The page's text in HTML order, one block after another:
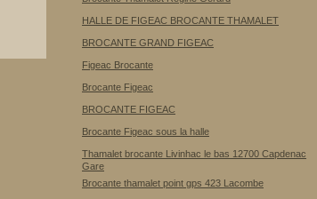
HALLE DE FIGEAC BROCANTE THAMALET
BROCANTE GRAND FIGEAC
Figeac Brocante
Brocante Figeac
BROCANTE FIGEAC
Brocante Figeac sous la halle
Thamalet brocante Livinhac le bas 12700 Capdenac
Gare
Brocante thamalet point gps 423 Lacombe